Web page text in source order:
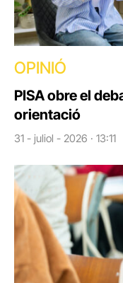
OPINIÓ
PISA obre el
orientació
31 - juliol - 2026 · 13:11